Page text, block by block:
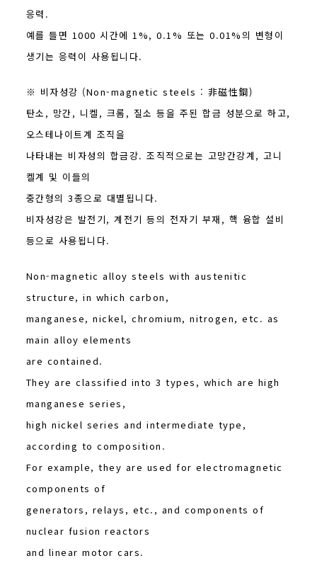
응력.
예를 들면 1000 시간에 1%, 0.1% 또는 0.01%의 변형이
생기는 응력이 사용됩니다.
※ 비자성강 (Non-magnetic steels : 非磁性鋼)
탄소, 망간, 니켈, 크롬, 질소 등을 주된 합금 성분으로 하고,
오스테나이트계 조직을
나타내는 비자성의 합금강. 조직적으로는 고망간강계, 고니
켈계 및 이들의
중간형의 3종으로 대별됩니다.
비자성강은 발전기, 계전기 등의 전자기 부재, 핵 융합 설비
등으로 사용됩니다.
Non-magnetic alloy steels with austenitic
structure, in which carbon,
manganese, nickel, chromium, nitrogen, etc. as
main alloy elements
are contained.
They are classified into 3 types, which are high
manganese series,
high nickel series and intermediate type,
according to composition.
For example, they are used for electromagnetic
components of
generators, relays, etc., and components of
nuclear fusion reactors
and linear motor cars.